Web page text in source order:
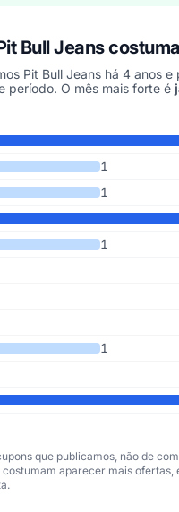
Bull Jeans
Pit Bull Jeans há 4 anos e
período. O mês mais forte é
Bull Jeans publicados por
publicadosDesconto médio
1
1
1
1
que publicamos, não de
aparecer mais ofertas,